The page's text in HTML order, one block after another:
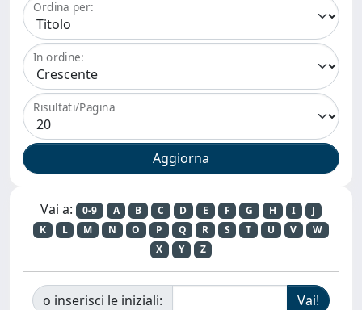
Ordina per:
In ordine:
Risultati/Pagina
Vai a: 0-9 A B C D E F G H I
J
K
L M N O P Q R S T U V
W
X
Y Z
o inserisci le iniziali: